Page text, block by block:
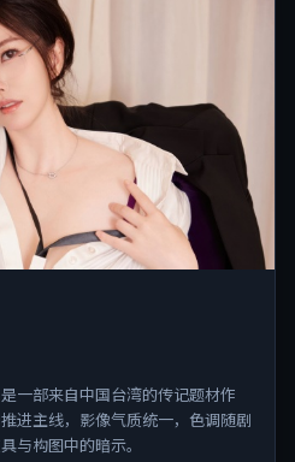
一部来自中国台湾的传记题材作
进主线，影像气质统一，色调随剧
与构图中的暗示。